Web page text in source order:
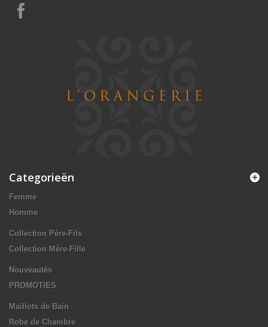
Categorieën
Femme
Homme
Collection Père-Fils
Collection Mère-Fille
Nouveautés
PROMOTIES
Maillots de Bain
Robe de Chambre